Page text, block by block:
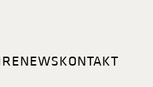
NEWSKONTAKT